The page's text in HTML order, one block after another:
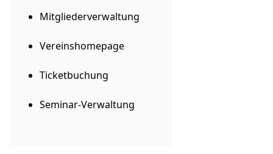
Mitgliederverwaltung
Vereinshomepage
Ticketbuchung
Seminar-Verwaltung